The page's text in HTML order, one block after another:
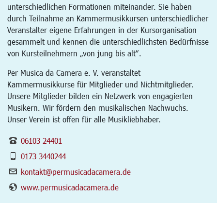
unterschiedlichen Formationen miteinander. Sie haben
durch Teilnahme an Kammermusikkursen unterschiedlicher
Veranstalter eigene Erfahrungen in der Kursorganisation
gesammelt und kennen die unterschiedlichsten Bedürfnisse
von Kursteilnehmern „von jung bis alt“.
Per Musica da Camera e. V. veranstaltet
Kammermusikkurse für Mitglieder und Nichtmitglieder.
Unsere Mitglieder bilden ein Netzwerk von engagierten
Musikern. Wir fördern den musikalischen Nachwuchs.
Unser Verein ist offen für alle Musikliebhaber.
06103 24401
0173 3440244
kontakt@permusicadacamera.de
www.permusicadacamera.de